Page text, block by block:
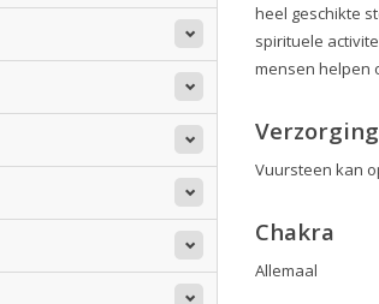
heel geschikte
spirituele
mensen helpen
Verzorging
Vuursteen kan
Chakra
Allemaal